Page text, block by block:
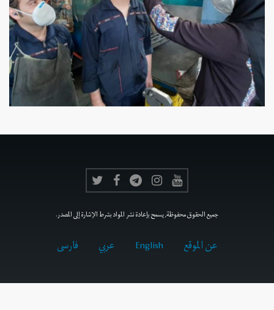
جميع الحقوق محفوظة, يسمح بإعادة نشر المواد بشرط الإشارة إلى المصدر.
عن الموقع English عربي فارسى